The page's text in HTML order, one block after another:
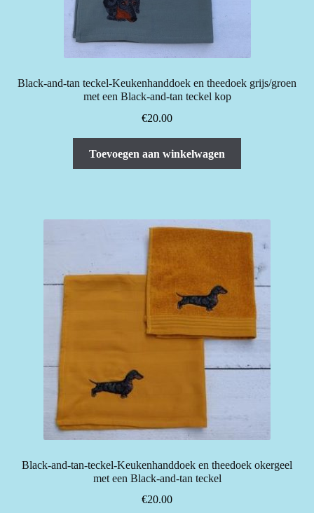
Black-and-tan teckel-Keukenhanddoek en theedoek grijs/groen
met een Black-and-tan teckel kop
€20.00
Toevoegen aan winkelwagen
Black-and-tan-teckel-Keukenhanddoek en theedoek okergeel
met een Black-and-tan teckel
€20.00